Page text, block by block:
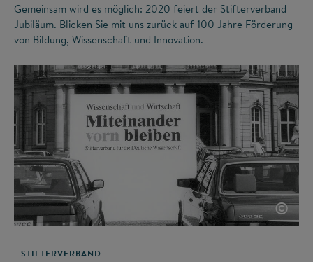
Gemeinsam wird es möglich: 2020 feiert der Stifterverband
Jubiläum. Blicken Sie mit uns zurück auf 100 Jahre Förderung
von Bildung, Wissenschaft und Innovation.
©
STIFTERVERBAND